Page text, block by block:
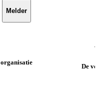
Melder
organisatie
De